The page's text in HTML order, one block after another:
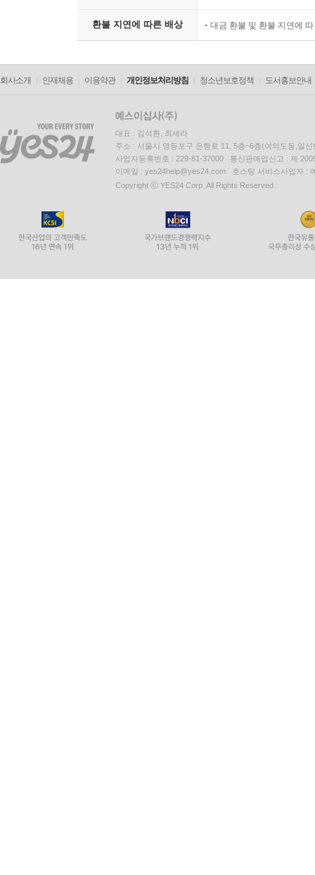
환불 지연에 따른 배상 대금 환불 및 환불 지연에
회사소개 인재채용 이용약관 개인정보처리방침 청소년보호정책 도서홍보안내
대표 : 김석환, 최세라
주소 : 서울시 영등포구 은행로 11, 5층~6층(여의도동,일신
사업자등록번호 : 229-81-37000 통신판매업신고 : 제
이메일 : yes24help@yes24.com 호스팅 서비스사업자 :
Copyright ⓒ YES24 Corp. All Rights Reserved.